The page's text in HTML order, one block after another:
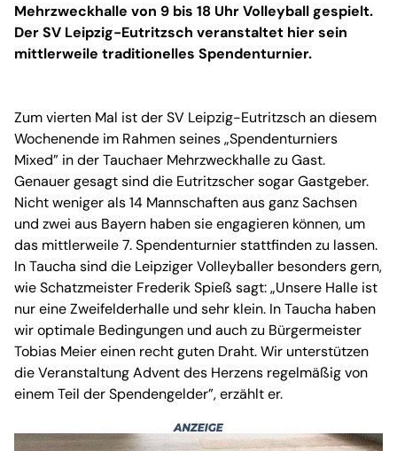
Mehrzweckhalle von 9 bis 18 Uhr Volleyball gespielt.
Der SV Leipzig-Eutritzsch veranstaltet hier sein
mittlerweile traditionelles Spendenturnier.
Zum vierten Mal ist der SV Leipzig-Eutritzsch an diesem
Wochenende im Rahmen seines „Spendenturniers
Mixed” in der Tauchaer Mehrzweckhalle zu Gast.
Genauer gesagt sind die Eutritzscher sogar Gastgeber.
Nicht weniger als 14 Mannschaften aus ganz Sachsen
und zwei aus Bayern haben sie engagieren können, um
das mittlerweile 7. Spendenturnier stattfinden zu lassen.
In Taucha sind die Leipziger Volleyballer besonders gern,
wie Schatzmeister Frederik Spieß sagt: „Unsere Halle ist
nur eine Zweifelderhalle und sehr klein. In Taucha haben
wir optimale Bedingungen und auch zu Bürgermeister
Tobias Meier einen recht guten Draht. Wir unterstützen
die Veranstaltung Advent des Herzens regelmäßig von
einem Teil der Spendengelder”, erzählt er.